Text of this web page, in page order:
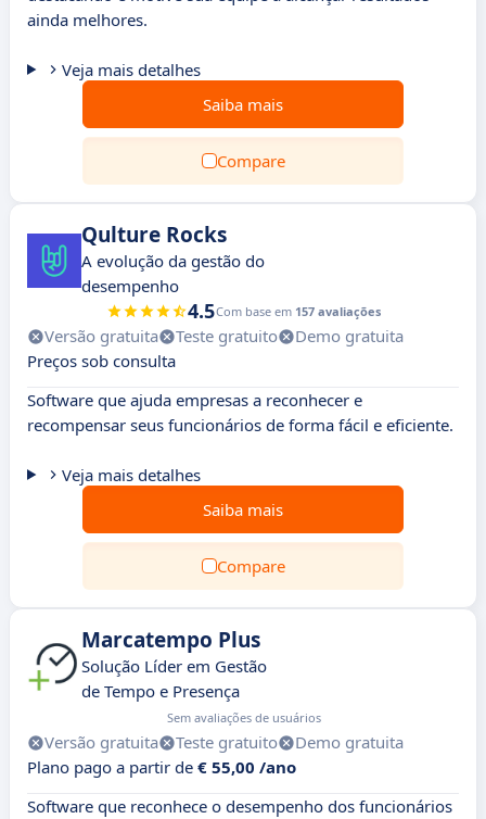
ainda melhores.
Veja mais detalhes
Saiba mais
Compare
Qulture Rocks
A evolução da gestão do
desempenho
4.5Com base em 157 avaliações
Versão gratuita Teste gratuito
Demo gratuita
Preços sob consulta
Software que ajuda empresas a reconhecer e
recompensar seus funcionários de forma fácil e eficiente.
Veja mais detalhes
Saiba mais
Compare
Marcatempo Plus
Solução Líder em Gestão
de Tempo e Presença
Sem avaliações de usuários
Versão gratuita Teste gratuito
Demo gratuita
Plano pago a partir de € 55,00 /ano
Software que reconhece o desempenho dos funcionários